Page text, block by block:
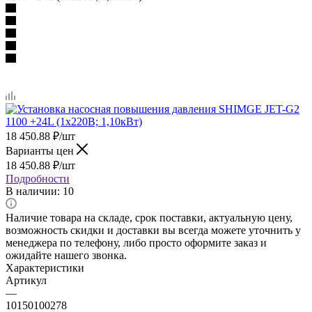
18 450.88 ₽/шт
Варианты цен
18 450.88 ₽/шт
Подробности
В наличии: 10
Наличие товара на складе, срок поставки, актуальную цену,
возможность скидки и доставки вы всегда можете уточнить у
менеджера по телефону, либо просто оформите заказ и
ожидайте нашего звонка.
Характеристики
Артикул
—
10150100278